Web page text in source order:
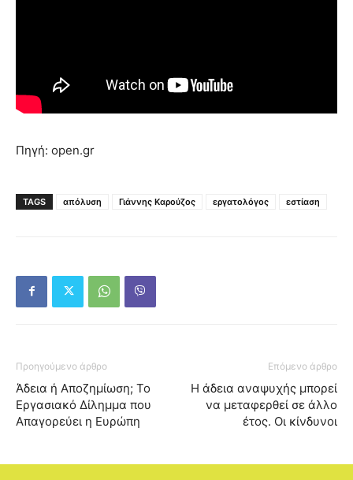
Πηγή: open.gr
TAGS απόλυση Γιάννης Καρούζος εργατολόγος εστίαση
Προηγούμενο άρθρο
Άδεια ή Αποζημίωση; Το
Εργασιακό Δίλημμα που
Απαγορεύει η Ευρώπη
Επόμενο άρθρο
Η άδεια αναψυχής μπορεί
να μεταφερθεί σε άλλο
έτος. Οι κίνδυνοι